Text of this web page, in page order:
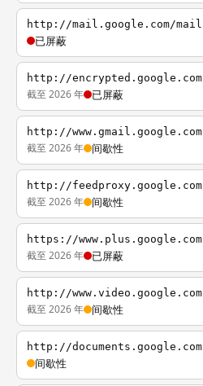
http://mail.google.com/mail
已屏蔽
http://encrypted.google.com
截至 2026 年 已屏蔽
http://www.gmail.google.com
截至 2026 年 间歇性
http://feedproxy.google.com
截至 2026 年 间歇性
https://www.plus.google.com
截至 2026 年 已屏蔽
http://www.video.google.com
截至 2026 年 间歇性
http://documents.google.com
间歇性